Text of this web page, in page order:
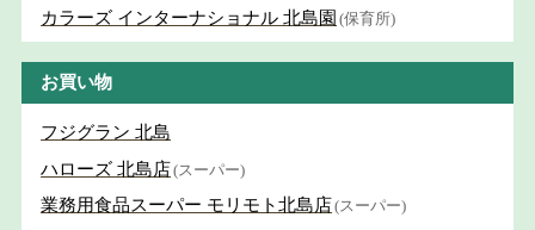
カラーズ インターナショナル 北島園 (保育所)
お買い物
フジグラン 北島
ハローズ 北島店(スーパー)
業務用食品スーパー モリモト北島店(スーパー)